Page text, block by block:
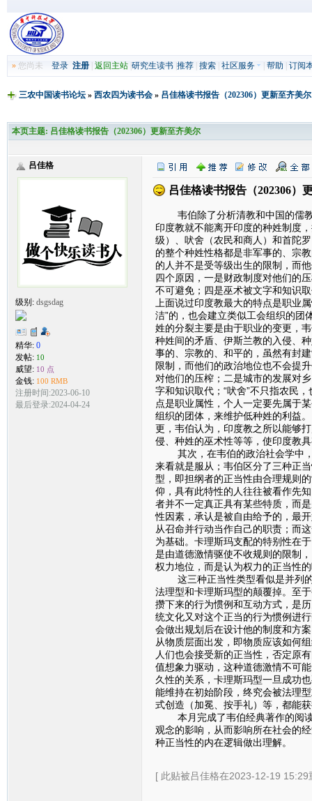
»您尚未 登录 注册| 返回主站| 研究生读书| 推荐| 搜索| 社区服务 帮助 订阅
三农中国读书论坛» 西农四为读书会 » 吕佳格读书报告（202306）更新至齐美尔
本页主题: 吕佳格读书报告（202306）更新至齐美尔
吕佳格
级别: dsgsdag
精华: 0
发帖: 10
威望: 10 点
金钱: 100 RMB
注册时间:2023-06-10
最后登录:2024-04-24
吕佳格读书报告（202306）
韦伯除了分析清教和中国的儒教
印度教就不能离开印度的种姓制度
级）、吠舍（农民和商人）和首陀
的整个种姓性格都是非军事的、宗
的人并不是受等级出生的限制，而
四个原因，一是财政制度对他们的
不可避免；四是巫术被文字和知识
上面说过印度教最大的特点是职业
洁”的，也会建立类似工会组织的
姓的分裂主要是由于职业的变更，
种姓间的矛盾、伊斯兰教的入侵、
事的、宗教的、和平的，虽然有封
限制，而他们的政治地位也不会提
对他们的压榨；二是城市的发展对
字和知识取代；“吠舍”不只指农民
点是职业属性，个人一定要先属于
组织的团体，来维护低种姓的利益
更，韦伯认为，印度教之所以能够
侵、种姓的巫术性等等，使印度教
其次，在韦伯的政治社会学中，
来看就是服从；韦伯区分了三种正
型，即担纲者的正当性由合理规则
仰，具有此特性的人往往被看作先
者并不一定真正具有某些特质，而
性因素，承认是被自由给予的，最
从召命并行动当作自己的职责；而
为基础。卡理斯玛支配的特别性在
是由道德激情驱使不收规则的限制
权力地位，而是认为权力的正当性
这三种正当性类型看似是并列的
法理型和卡理斯玛型的颠覆掉。至
攒下来的行为惯例和互动方式，是
统文化又对这个正当的行为惯例进
会做出规划后在设计他的制度和方
从物质层面出发，即物质应该如何
人们也会接受新的正当性，否定原
值想象力驱动，这种道德激情不可
久性的关系，卡理斯玛型一旦成功
能维持在初始阶段，终究会被法理
式创造（加冕、按手礼）等，都能
本月完成了韦伯经典著作的阅读
观念的影响，从而影响所在社会的
种正当性的内在逻辑做出理解。
[ 此贴被吕佳格在2023-12-19 15:29